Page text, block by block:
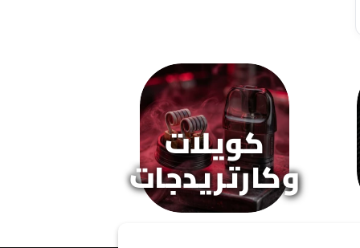
كويلات
وكارتريدجات